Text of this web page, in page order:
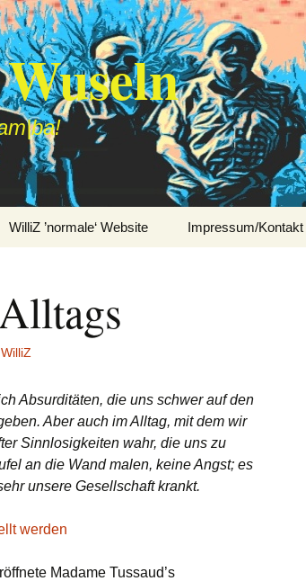
WilliZ ’normale‘ Website Impressum/Kontakt
WilliZ
Absurditäten, die uns schwer auf den
Aber auch im Alltag, mit dem wir
Sinnlosigkeiten wahr, die uns zu
an die Wand malen, keine Angst; es
unsere Gesellschaft krankt.
werden
Madame Tussaud’s